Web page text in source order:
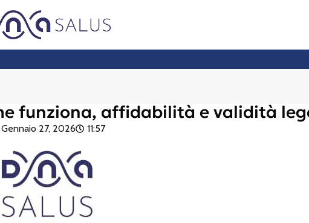
funziona, affidabilità e validità
Gennaio 27, 2026 11:57